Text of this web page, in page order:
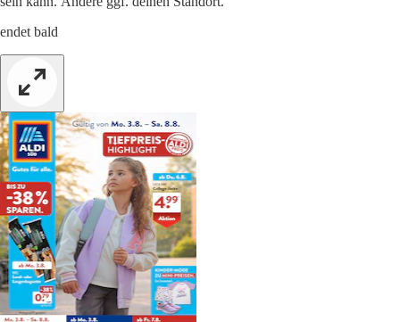
endet bald